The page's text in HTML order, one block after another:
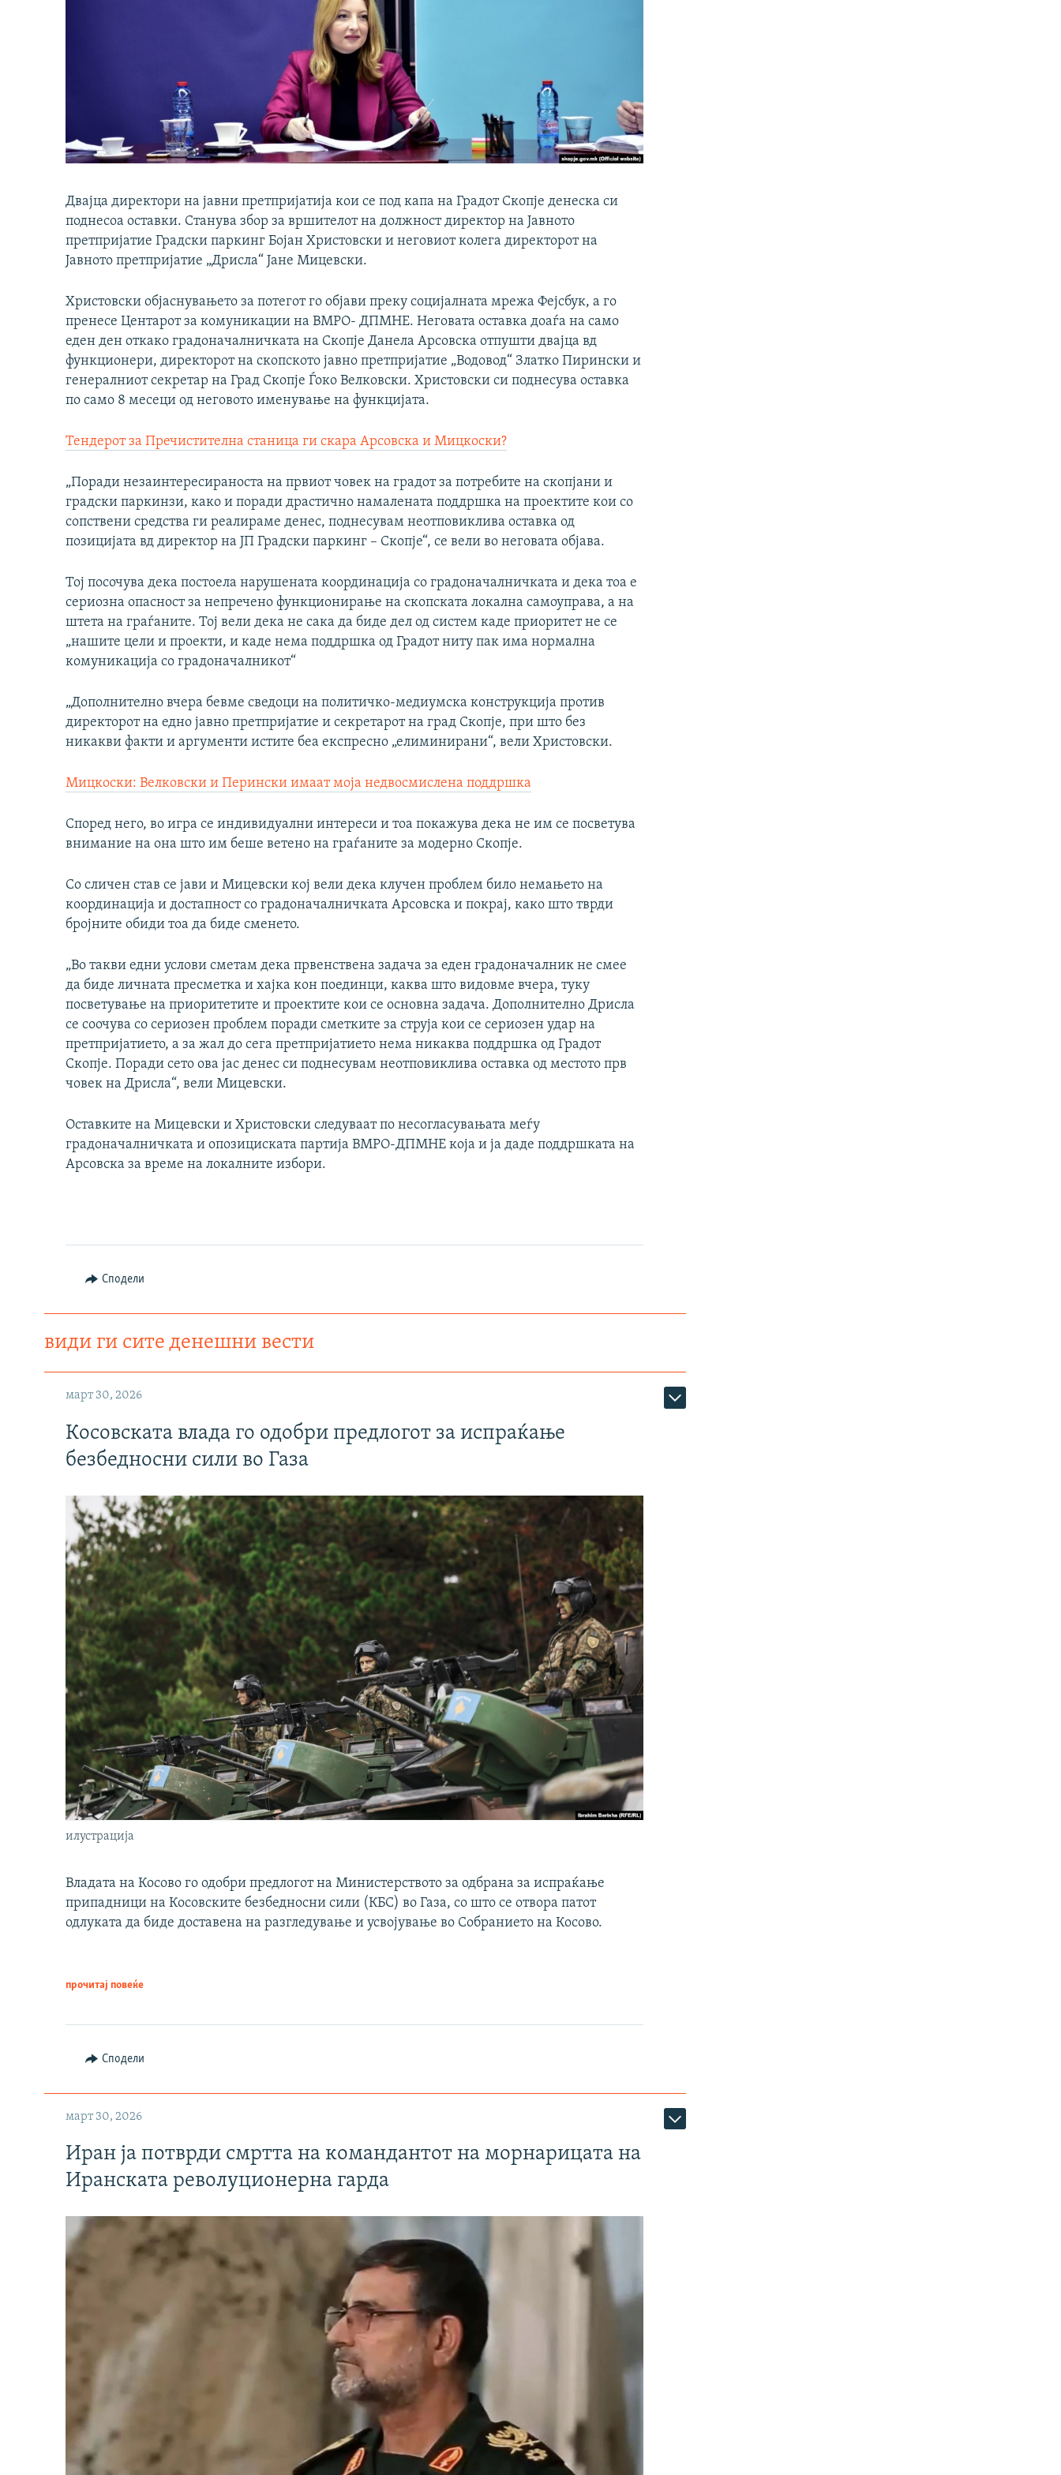
Двајца директори на јавни претпријатија кои се под капа на Градот Скопје денеска си
поднесоа оставки. Станува збор за вршителот на должност директор на Јавното
претпријатие Градски паркинг Бојан Христовски и неговиот колега директорот на
Јавното претпријатие „Дрисла“ Јане Мицевски.
Христовски објаснувањето за потегот го објави преку социјалната мрежа Фејсбук, а го
пренесе Центарот за комуникации на ВМРО- ДПМНЕ. Неговата оставка доаѓа на само
еден ден откако градоначалничката на Скопје Данела Арсовска отпушти двајца вд
функционери, директорот на скопското јавно претпријатие „Водовод“ Златко Пирински и
генералниот секретар на Град Скопје Ѓоко Велковски. Христовски си поднесува оставка
по само 8 месеци од неговото именување на функцијата.
Тендерот за Пречистителна станица ги скара Арсовска и Мицкоски?
„Поради незаинтересираноста на првиот човек на градот за потребите на скопјани и
градски паркинзи, како и поради драстично намалената поддршка на проектите кои со
сопствени средства ги реалираме денес, поднесувам неотповиклива оставка од
позицијата вд директор на ЈП Градски паркинг – Скопје“, се вели во неговата објава.
Тој посочува дека постоела нарушената координација со градоначалничката и дека тоа е
сериозна опасност за непречено функционирање на скопската локална самоуправа, а на
штета на граѓаните. Тој вели дека не сака да биде дел од систем каде приоритет не се
„нашите цели и проекти, и каде нема поддршка од Градот ниту пак има нормална
комуникација со градоначалникот“
„Дополнително вчера бевме сведоци на политичко-медиумска конструкција против
директорот на едно јавно претпријатие и секретарот на град Скопје, при што без
никакви факти и аргументи истите беа експресно „елиминирани“, вели Христовски.
Мицкоски: Велковски и Перински имаат моја недвосмислена поддршка
Според него, во игра се индивидуални интереси и тоа покажува дека не им се посветува
внимание на она што им беше ветено на граѓаните за модерно Скопје.
Со сличен став се јави и Мицевски кој вели дека клучен проблем било немањето на
координација и достапност со градоначалничката Арсовска и покрај, како што тврди
бројните обиди тоа да биде сменето.
„Во такви едни услови сметам дека првенствена задача за еден градоначалник не смее
да биде личната пресметка и хајка кон поединци, каква што видовме вчера, туку
посветување на приоритетите и проектите кои се основна задача. Дополнително Дрисла
се соочува со сериозен проблем поради сметките за струја кои се сериозен удар на
претпријатието, а за жал до сега претпријатието нема никаква поддршка од Градот
Скопје. Поради сето ова јас денес си поднесувам неотповиклива оставка од местото прв
човек на Дрисла“, вели Мицевски.
Оставките на Мицевски и Христовски следуваат по несогласувањата меѓу
градоначалничката и опозициската партија ВМРО-ДПМНЕ која и ја даде поддршката на
Арсовска за време на локалните избори.
Сподели
види ги сите денешни вести
март 30, 2026
Косовската влада го одобри предлогот за испраќање
безбедносни сили во Газа
илустрација
Владата на Косово го одобри предлогот на Министерството за одбрана за испраќање
припадници на Косовските безбедносни сили (КБС) во Газа, со што се отвора патот
одлуката да биде доставена на разгледување и усвојување во Собранието на Косово.
прочитај повеќе
Сподели
март 30, 2026
Иран ја потврди смртта на командантот на морнарицата на
Иранската револуционерна гарда